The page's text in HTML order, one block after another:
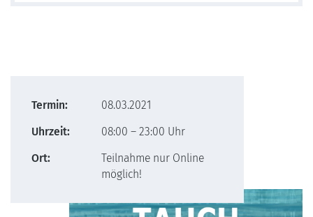
Termin:
08.03.2021
Uhrzeit:
08:00 – 23:00 Uhr
Ort:
Teilnahme nur Online
möglich!